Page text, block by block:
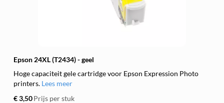
Epson 24XL (T2434) - geel
Hoge capaciteit gele cartridge voor Epson Expression Photo
printers. Lees meer
€ 3,50Prijs per stuk